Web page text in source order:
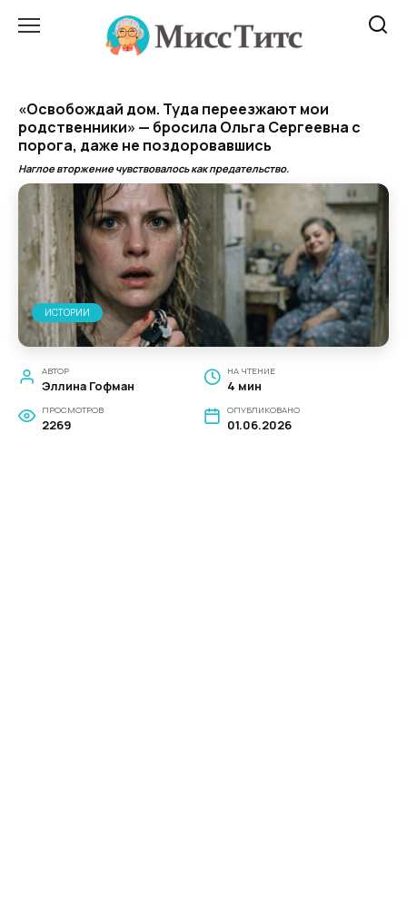
«Освобождай дом. Туда переезжают мои
родственники» — бросила Ольга Сергеевна с
порога, даже не поздоровавшись
Наглое вторжение чувствовалось как предательство.
ИСТОРИИ
АВТОР
Эллина Гофман
НА ЧТЕНИЕ
4 мин
ПРОСМОТРОВ
2269
ОПУБЛИКОВАНО
01.06.2026